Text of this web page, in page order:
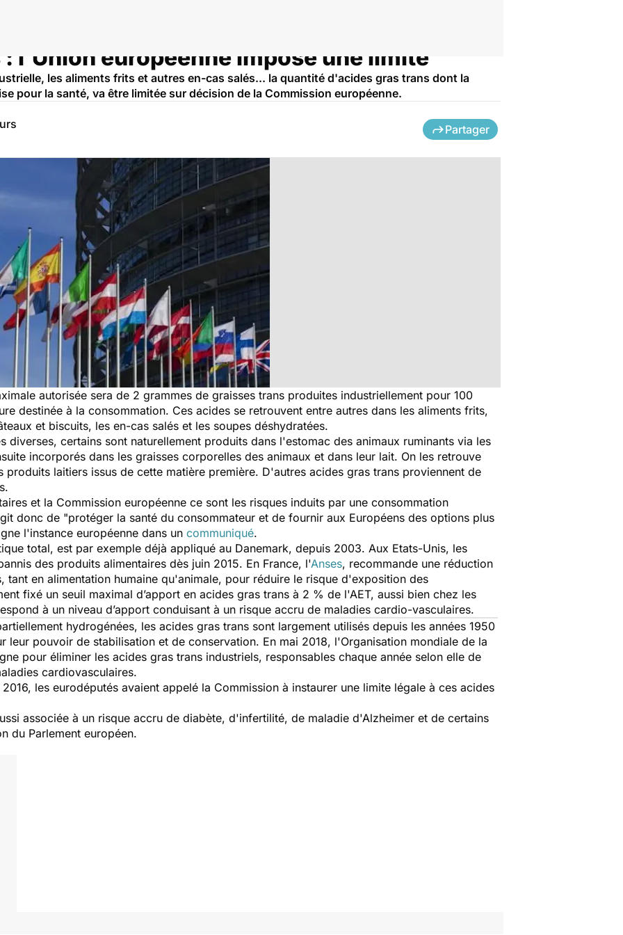
l'Union européenne impose une limite
les aliments frits et autres en-cas salés... la quantité d'acides gras trans dont la
pour la santé, va être limitée sur décision de la Commission européenne.
Partager
autorisée sera de 2 grammes de graisses trans produites industriellement pour 100
destinée à la consommation. Ces acides se retrouvent entre autres dans les aliments frits,
et biscuits, les en-cas salés et les soupes déshydratées.
diverses, certains sont naturellement produits dans l'estomac des animaux ruminants via les
incorporés dans les graisses corporelles des animaux et dans leur lait. On les retrouve
produits laitiers issus de cette matière première. D'autres acides gras trans proviennent de
et la Commission européenne ce sont les risques induits par une consommation
donc de "protéger la santé du consommateur et de fournir aux Européens des options plus
l'instance européenne dans un communiqué.
total, est par exemple déjà appliqué au Danemark, depuis 2003. Aux Etats-Unis, les
des produits alimentaires dès juin 2015. En France, l'Anses, recommande une réduction
tant en alimentation humaine qu'animale, pour réduire le risque d'exposition des
fixé un seuil maximal d’apport en acides gras trans à 2 % de l'AET, aussi bien chez les
à un niveau d’apport conduisant à un risque accru de maladies cardio-vasculaires.
hydrogénées, les acides gras trans sont largement utilisés depuis les années 1950
leur pouvoir de stabilisation et de conservation. En mai 2018, l'Organisation mondiale de la
pour éliminer les acides gras trans industriels, responsables chaque année selon elle de
cardiovasculaires.
les eurodéputés avaient appelé la Commission à instaurer une limite légale à ces acides
associée à un risque accru de diabète, d'infertilité, de maladie d'Alzheimer et de certains
du Parlement européen.